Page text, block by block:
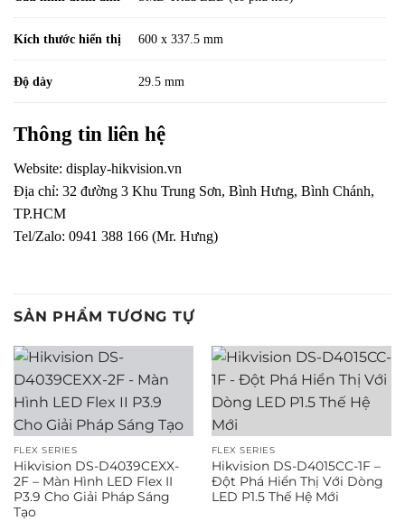
Kích thước hiển thị 600 x 337.5 mm
Độ dày 29.5 mm
Thông tin liên hệ
Website: display-hikvision.vn
Địa chỉ: 32 đường 3 Khu Trung Sơn, Bình Hưng, Bình Chánh,
TP.HCM
Tel/Zalo: 0941 388 166 (Mr. Hưng)
SẢN PHẨM TƯƠNG TỰ
FLEX SERIES
Hikvision DS-D4039CEXX-
2F – Màn Hình LED Flex II
P3.9 Cho Giải Pháp Sáng
Tạo
FLEX SERIES
Hikvision DS-D4015CC-1F –
Đột Phá Hiển Thị Với Dòng
LED P1.5 Thế Hệ Mới